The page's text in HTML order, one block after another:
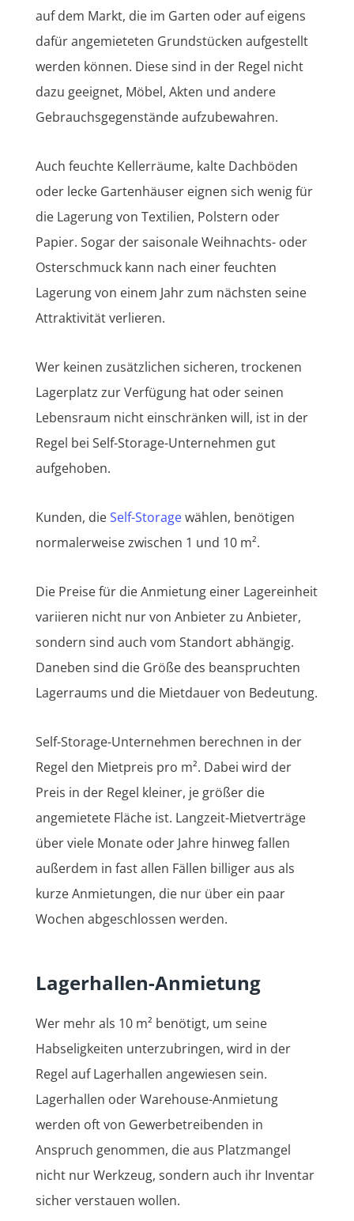
auf dem Markt, die im Garten oder auf eigens
dafür angemieteten Grundstücken aufgestellt
werden können. Diese sind in der Regel nicht
dazu geeignet, Möbel, Akten und andere
Gebrauchsgegenstände aufzubewahren.
Auch feuchte Kellerräume, kalte Dachböden
oder lecke Gartenhäuser eignen sich wenig für
die Lagerung von Textilien, Polstern oder
Papier. Sogar der saisonale Weihnachts- oder
Osterschmuck kann nach einer feuchten
Lagerung von einem Jahr zum nächsten seine
Attraktivität verlieren.
Wer keinen zusätzlichen sicheren, trockenen
Lagerplatz zur Verfügung hat oder seinen
Lebensraum nicht einschränken will, ist in der
Regel bei Self-Storage-Unternehmen gut
aufgehoben.
Kunden, dieSelf-Storagewählen, benötigen
normalerweise zwischen 1 und 10 m².
Die Preise für die Anmietung einer Lagereinheit
variieren nicht nur von Anbieter zu Anbieter,
sondern sind auch vom Standort abhängig.
Daneben sind die Größe des beanspruchten
Lagerraums und die Mietdauer von Bedeutung.
Self-Storage-Unternehmen berechnen in der
Regel den Mietpreis pro m². Dabei wird der
Preis in der Regel kleiner, je größer die
angemietete Fläche ist. Langzeit-Mietverträge
über viele Monate oder Jahre hinweg fallen
außerdem in fast allen Fällen billiger aus als
kurze Anmietungen, die nur über ein paar
Wochen abgeschlossen werden.
Lagerhallen-Anmietung
Wer mehr als 10 m² benötigt, um seine
Habseligkeiten unterzubringen, wird in der
Regel auf Lagerhallen angewiesen sein.
Lagerhallen oder Warehouse-Anmietung
werden oft von Gewerbetreibenden in
Anspruch genommen, die aus Platzmangel
nicht nur Werkzeug, sondern auch ihr Inventar
sicher verstauen wollen.